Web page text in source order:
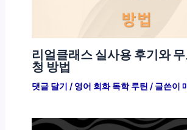
리얼클래스 실사용 후기와
청 방법
댓글 달기 / 영어 회화 독학 루틴 / 글쓴이